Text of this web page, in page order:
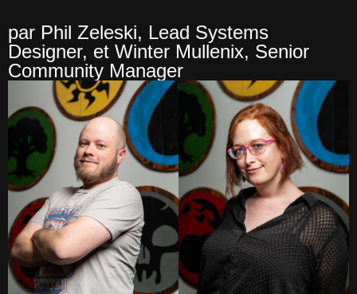
par Phil Zeleski, Lead Systems
Designer, et Winter Mullenix, Senior
Community Manager